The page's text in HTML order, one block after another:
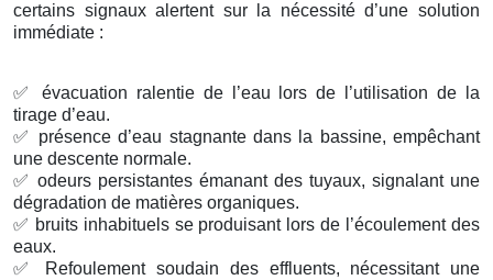
certains signaux alertent sur la nécessité d’une solution
immédiate :
✅
évacuation ralentie de l’eau lors de l’utilisation de la
tirage d’eau.
✅
présence d’eau stagnante dans la bassine, empêchant
une descente normale.
✅ odeurs persistantes émanant des tuyaux, signalant une
dégradation de matières organiques.
✅ bruits inhabituels se produisant lors de l’écoulement des
eaux.
✅
Refoulement soudain des effluents, nécessitant une